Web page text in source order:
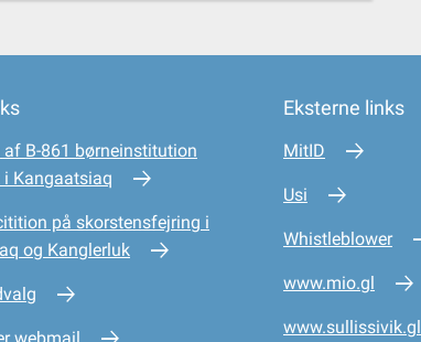
af B-861 børneinstitution
i Kangaatsiaq
på skorstensfejring i
og Kanglerluk
Eksterne links
MitID
Usi
Whistleblower
www.mio.gl
www.sullissivik.gl